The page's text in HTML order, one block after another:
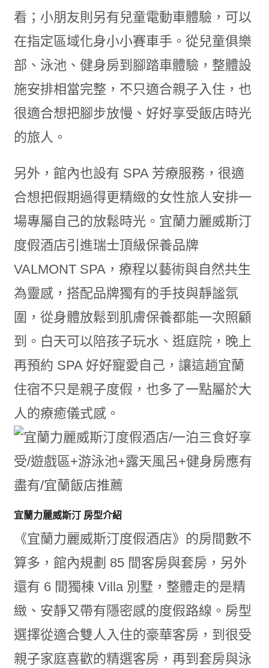
另外，館內也設有 SPA 芳療服務，很適
合想把假期過得更精緻的女性旅人安排一
場專屬自己的放鬆時光。宜蘭力麗威斯汀
度假酒店引進瑞士頂級保養品牌
VALMONT SPA，療程以藝術與自然共生
為靈感，搭配品牌獨有的手技與靜謐氛
圍，從身體放鬆到肌膚保養都能一次照顧
到。白天可以陪孩子玩水、逛庭院，晚上
再預約 SPA 好好寵愛自己，讓這趟宜蘭
住宿不只是親子度假，也多了一點屬於大
人的療癒儀式感。
宜蘭力麗威斯汀 房型介紹
《宜蘭力麗威斯汀度假酒店》的房間數不
算多，館內規劃 85 間客房與套房，另外
還有 6 間獨棟 Villa 別墅，整體走的是精
緻、安靜又帶有隱密感的度假路線。房型
選擇從適合雙人入住的豪華客房，到很受
親子家庭喜歡的精選客房，再到套房與泳